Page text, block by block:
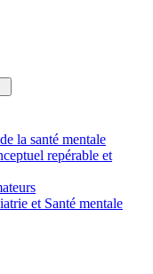
la santé mentale
repérable et
et Santé mentale